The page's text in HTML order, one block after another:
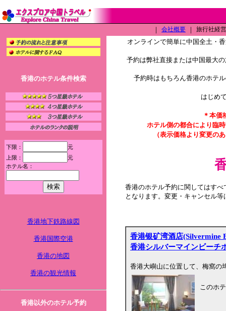
｜ 会社概要 ｜ 旅行社経
香港のホテル条件検索
下限：
元
上限：
元
ホテル名：
香港地下鉄路線図
香港国際空港
香港の地図
香港の観光情報
香港以外のホテル予約
オンラインで簡単に中国全土・
予約は弊社直接または中国最大
予約時はもちろん香港のホテ
はじめ
＊本価
ホテル側の都合により臨
（表示価格より変更の
香港のホテル予約に関してはす
となります。変更・キャンセル
香港银矿湾酒店(Silvermine
香港シルバーマインビーチ
香港大嶼山に位置して、梅窩の
このホ